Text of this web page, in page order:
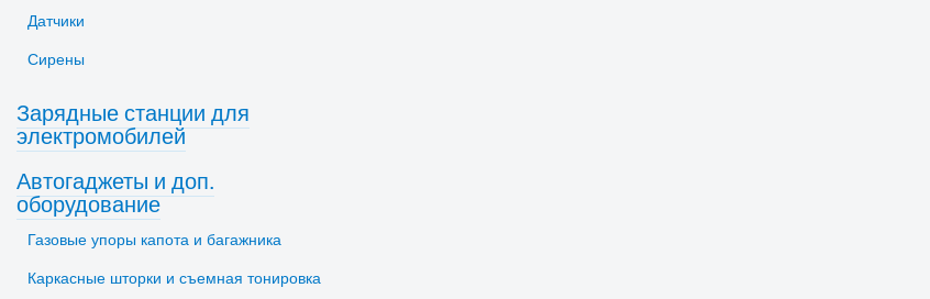
Датчики
Сирены
Зарядные станции для
электромобилей
Автогаджеты и доп.
оборудование
Газовые упоры капота и багажника
Каркасные шторки и съемная тонировка